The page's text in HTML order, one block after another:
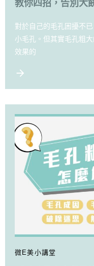
教你四招，告別大
對於自己的毛孔困擾不
小毛孔。但其實毛孔粗
效果的
微E美小講堂